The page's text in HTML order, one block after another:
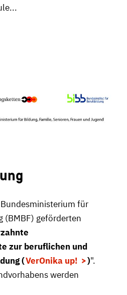
für
(BMBF) geförderten
zur beruflichen und
(VerOnika up! )".
werden